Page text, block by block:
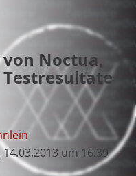
Noctua,
Testresultate
um 16:39